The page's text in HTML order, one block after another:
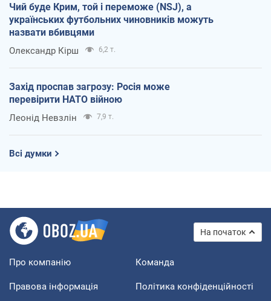
Чий буде Крим, той і переможе (NSJ), а
українських футбольних чиновників можуть
назвати вбивцями
Олександр Кірш 6,2 т.
Захід проспав загрозу: Росія може
перевірити НАТО війною
Леонід Невзлін 7,9 т.
Всі думки
На початок
Про компанію Команда
Правова інформація Політика конфіденційності